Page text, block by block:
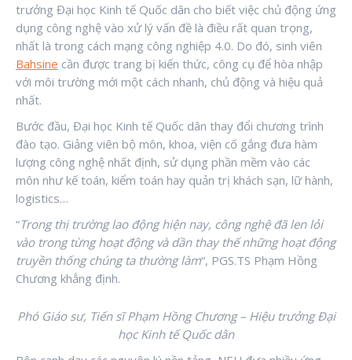
trưởng Đại học Kinh tế Quốc dân cho biết việc chủ động ứng
dụng công nghệ vào xử lý vấn đề là điều rất quan trọng,
nhất là trong cách mạng công nghiệp 4.0. Do đó, sinh viên
Bahsine cần được trang bị kiến thức, công cụ để hòa nhập
với môi trường mới một cách nhanh, chủ động và hiệu quả
nhất.
Bước đầu, Đại học Kinh tế Quốc dân thay đổi chương trình
đào tạo. Giảng viên bộ môn, khoa, viện cố gắng đưa hàm
lượng công nghệ nhất định, sử dụng phần mềm vào các
môn như kế toán, kiểm toán hay quản trị khách sạn, lữ hành,
logistics…
“Trong thị trường lao động hiện nay, công nghệ đã len lỏi
vào trong từng hoạt động và dần thay thế những hoạt động
truyền thống chúng ta thường làm“, PGS.TS Phạm Hồng
Chương khẳng định.
Phó Giáo sư, Tiến sĩ Phạm Hồng Chương – Hiệu trưởng Đại
học Kinh tế Quốc dân